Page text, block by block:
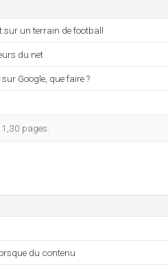
sur un terrain de football
du net
Google, que faire ?
pages.
du contenu